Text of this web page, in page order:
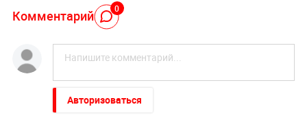
Комментарий 0
Авторизоваться